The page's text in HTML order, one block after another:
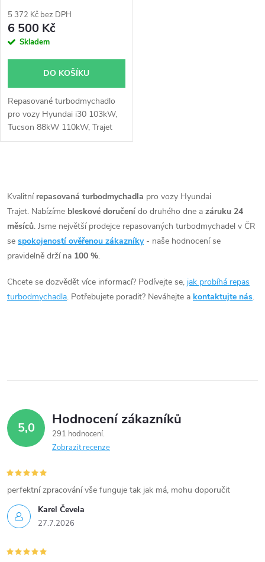
r
o
u
k
ů
r
o
d
u
k
ů
5 372 Kč bez DPH
6 500 Kč
Skladem
DO KOŠÍKU
Repasované turbodmychadlo
pro vozy Hyundai i30 103kW,
Tucson 88kW 110kW, Trajet
92kW, Sonata 110kW, Santa
v
l
á
a
v
k
v
ý
p
i
Kvalitní repasovaná turbodmychadla pro vozy Hyundai
Trajet. Nabízíme bleskové doručení do druhého dne a záruku 24
měsíců. Jsme největší prodejce repasovaných turbodmychadel v ČR
se spokojeností ověřenou zákazníky- naše hodnocení se
pravidelně drží na 100 %.
Chcete se dozvědět více informací? Podívejte se, jak probíhá repas
turbodmychadla. Potřebujete poradit? Neváhejte a kontaktujte nás.
5,0 Hodnocení zákazníků
291 hodnocení
Zobrazit recenze
Karel Čevela
27.7.2026
perfektní zpracování vše funguje tak jak má, mohu doporučit